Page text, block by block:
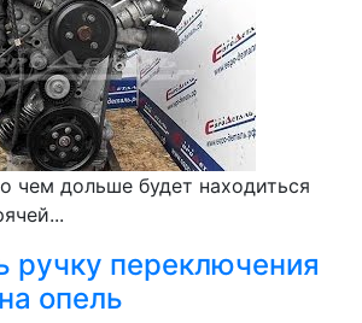
чем дольше будет находиться
ручку переключения
опель